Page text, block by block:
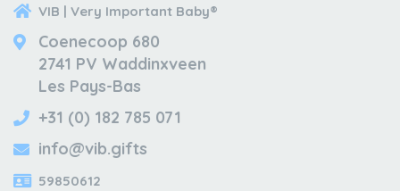
VIB | Very Important Baby®
Coenecoop 680
2741 PV Waddinxveen
Les Pays-Bas
+31 (0) 182 785 071
info@vib.gifts
59850612